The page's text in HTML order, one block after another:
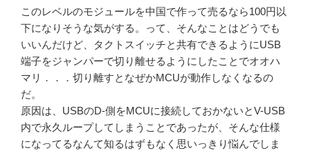
このレベルのモジュールを中国で作って売るなら100円以
下になりそうな気がする。って、そんなことはどうでも
いいんだけど、タクトスイッチと共有できるようにUSB
端子をジャンパーで切り離せるようにしたことでオオハ
マリ．．．切り離すとなぜかMCUが動作しなくなるの
だ。
原因は、USBのD-側をMCUに接続しておかないとV-USB
内で永久ループしてしまうことであったが、そんな仕様
になってるなんて知るはずもなく思いっきり悩んでしま